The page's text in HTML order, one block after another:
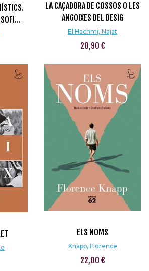
LA CAÇADORA DE COSSOS O LES
ANGOIXES DEL DESIG
El Hachmi, Najat
20,90 €
ELS NOMS
Knapp, Florence
22,00 €